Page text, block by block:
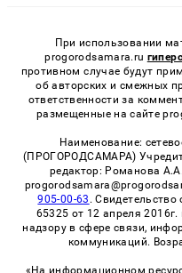
При использовании
progorodsamara.ru
противном случае будут
об авторских и смежных
ответственности за
размещенные на сайте
Наименование:
(ПРОГОРОДСАМАРА)
редактор: Романова
905-00-63 .
65325 от 12 апреля
надзору в сфере связи,
коммуникаций.
«На информационном